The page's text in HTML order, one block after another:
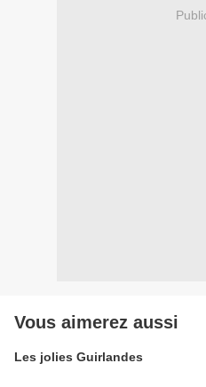
Vous aimerez aussi
Les jolies Guirlandes